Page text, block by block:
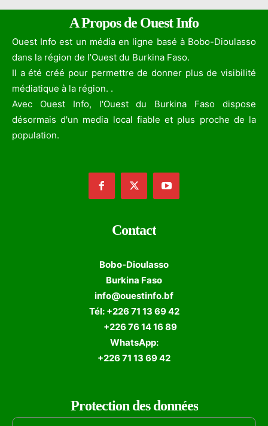
A Propos de Ouest Info
Ouest Info est un média en ligne basé à Bobo-Dioulasso
dans la région de l’Ouest du Burkina Faso.
Il a été créé pour permettre de donner plus de visibilité
médiatique à la région. .
Avec Ouest Info, l'Ouest du Burkina Faso dispose
désormais d'un media local fiable et plus proche de la
population.
Contact
Bobo-Dioulasso
Burkina Faso
info@ouestinfo.bf
Tél: +226 71 13 69 42
+226 76 14 16 89
WhatsApp:
+226 71 13 69 42
Protection des données